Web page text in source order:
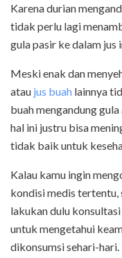
Karena durian
tidak perlu lagi
gula pasir ke dalam jus
Meski enak dan
atau jus buah lainnya
buah mengandung
hal ini justru bisa
tidak baik untuk
Kalau kamu ingin
kondisi medis
lakukan dulu
untuk mengetahui
dikonsumsi sehari-hari.